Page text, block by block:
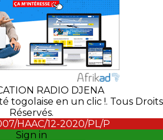
togolaise en un clic !. Tous Droits
Réservés.
HAAC/12-2020/PL/P
Sign in